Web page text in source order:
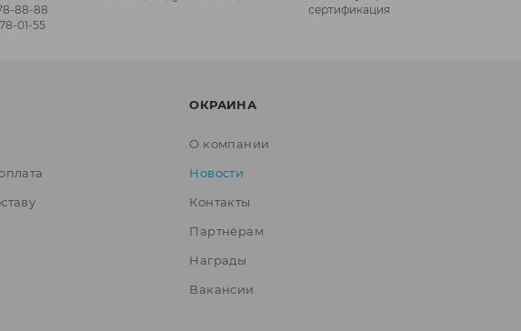
сертификация
ОКРАИНА
О компании
Новости
Контакты
Партнёрам
Награды
Вакансии